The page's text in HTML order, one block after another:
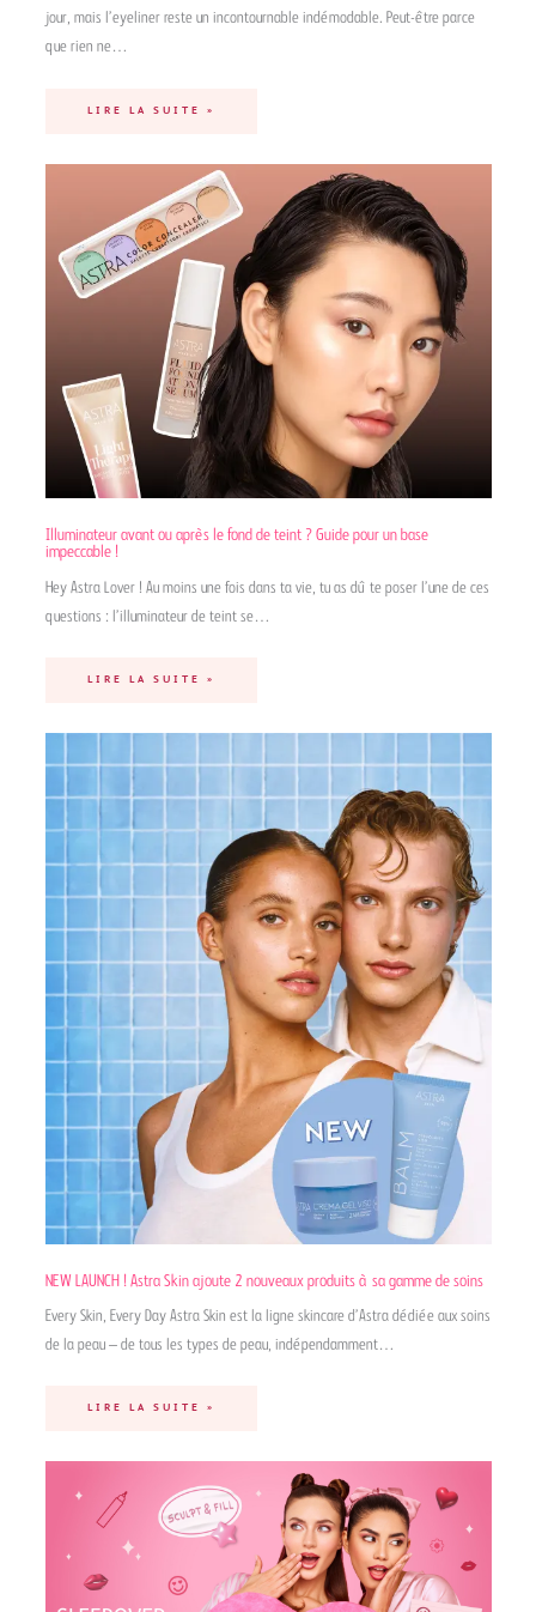
jour, mais l’eyeliner reste un incontournable indémodable. Peut-être parce
que rien ne…
LIRE LA SUITE »
Illuminateur avant ou après le fond de teint ? Guide pour un base
impeccable !
Hey Astra Lover ! Au moins une fois dans ta vie, tu as dû te poser l’une de ces
questions : l’illuminateur de teint se…
LIRE LA SUITE »
NEW LAUNCH ! Astra Skin ajoute 2 nouveaux produits à sa gamme de soins
Every Skin, Every Day Astra Skin est la ligne skincare d’Astra dédiée aux soins
de la peau – de tous les types de peau, indépendamment…
LIRE LA SUITE »